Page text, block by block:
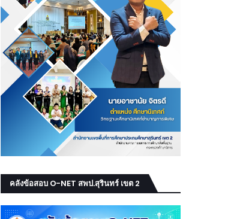
คลังข้อสอบ O-NET สพป.สุรินทร์ เขต 2